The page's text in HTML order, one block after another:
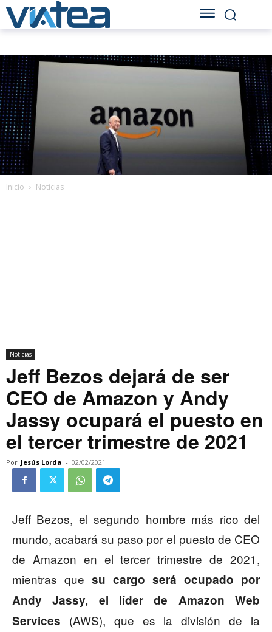
Inicio Noticias
Noticias
Jeff Bezos dejará de ser
CEO de Amazon y Andy
Jassy ocupará el puesto en
el tercer trimestre de 2021
Por Jesús Lorda - 02/02/2021
Jeff Bezos, el segundo hombre más rico del
mundo, acabará su paso por el puesto de CEO
de Amazon en el tercer trimestre de 2021,
mientras que su cargo será ocupado por
Andy Jassy, el líder de Amazon Web
Services (AWS), que es la división de la